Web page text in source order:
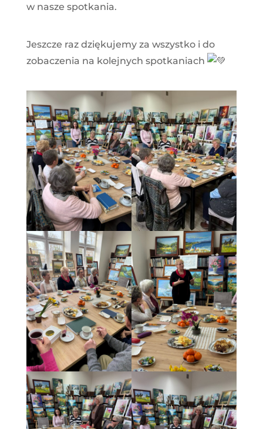
w nasze spotkania.
Jeszcze raz dziękujemy za wszystko i do
zobaczenia na kolejnych spotkaniach